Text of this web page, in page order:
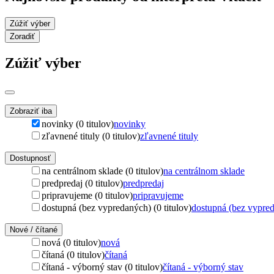
Zúžiť výber
Zoradiť
Zúžiť výber
Zobraziť iba
novinky (0 titulov)novinky
zľavnené tituly (0 titulov)zľavnené tituly
Dostupnosť
na centrálnom sklade (0 titulov)na centrálnom sklade
predpredaj (0 titulov)predpredaj
pripravujeme (0 titulov)pripravujeme
dostupná (bez vypredaných) (0 titulov)dostupná (bez
Nové / čítané
nová (0 titulov)nová
čítaná (0 titulov)čítaná
čítaná - výborný stav (0 titulov)čítaná - výborný stav